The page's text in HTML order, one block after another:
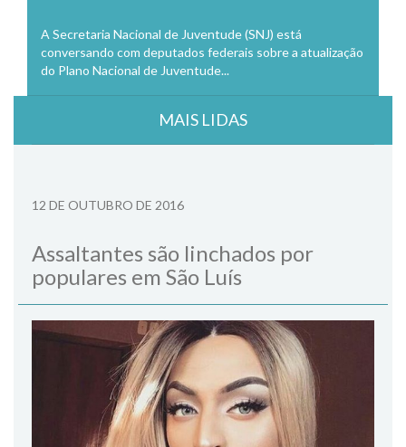
A Secretaria Nacional de Juventude (SNJ) está
conversando com deputados federais sobre a atualização
do Plano Nacional de Juventude...
MAIS LIDAS
12 DE OUTUBRO DE 2016
Assaltantes são linchados por
populares em São Luís